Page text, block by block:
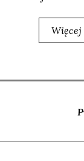
Więcej